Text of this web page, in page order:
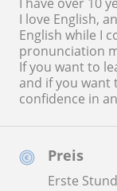
Preis
Erste
I love English,
English while I
pronunciation
If you want to
and if you want
confidence in